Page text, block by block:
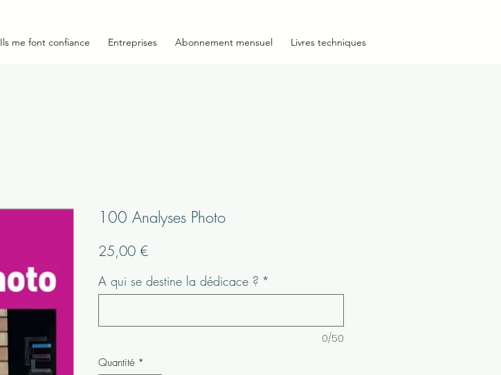
Ils me font confiance Entreprises Abonnement mensuel Livres techniques
100 Analyses Photo
25,00 €Prix
A qui se destine la dédicace ? *
0/50
Quantité *